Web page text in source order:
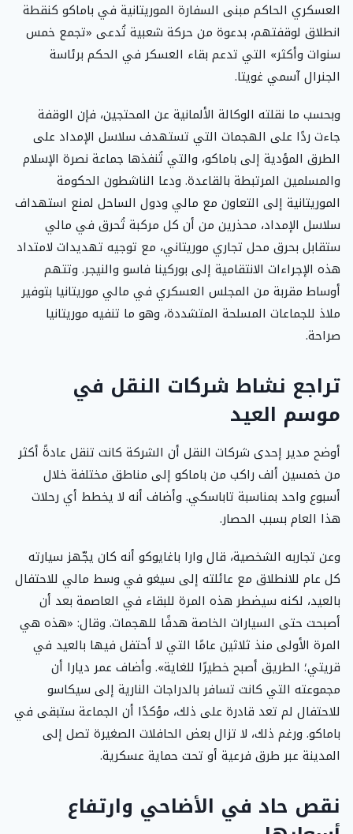
العسكري الحاكم مبنى السفارة الموريتانية في باماكو كنقطة
انطلاق لوقفتهم، بدعوة من حركة شعبية تُدعى «تجمع خمس
سنوات وأكثر» التي تدعم بقاء العسكر في الحكم برئاسة
الجنرال آسمي غويتا.
وبحسب ما نقلته الوكالة الألمانية عن المحتجين، فإن الوقفة
جاءت ردًا على الهجمات التي تستهدف سلاسل الإمداد على
الطرق المؤدية إلى باماكو، والتي تُنفذها جماعة نصرة الإسلام
والمسلمين المرتبطة بالقاعدة. ودعا الناشطون الحكومة
الموريتانية إلى التعاون مع مالي ودول الساحل لمنع استهداف
سلاسل الإمداد، محذرين من أن كل مركبة تُحرق في مالي
ستقابل بحرق محل تجاري موريتاني، مع توجيه تهديدات لامتداد
هذه الإجراءات الانتقامية إلى بوركينا فاسو والنيجر. وتتهم
أوساط مقربة من المجلس العسكري في مالي موريتانيا بتوفير
ملاذ للجماعات المسلحة المتشددة، وهو ما تنفيه موريتانيا
صراحة.
تراجع نشاط شركات النقل في
موسم العيد
أوضح مدير إحدى شركات النقل أن الشركة كانت تنقل عادةً أكثر
من خمسين ألف راكب من باماكو إلى مناطق مختلفة خلال
أسبوع واحد بمناسبة تاباسكي. وأضاف أنه لا يخطط أي رحلات
هذا العام بسبب الحصار.
وعن تجاربه الشخصية، قال وارا باغايوكو أنه كان يجّهز سيارته
كل عام للانطلاق مع عائلته إلى سيغو في وسط مالي للاحتفال
بالعيد، لكنه سيضطر هذه المرة للبقاء في العاصمة بعد أن
أصبحت حتى السيارات الخاصة هدفًا للهجمات. وقال: «هذه هي
المرة الأولى منذ ثلاثين عامًا التي لا أحتفل فيها بالعيد في
قريتي؛ الطريق أصبح خطيرًا للغاية». وأضاف عمر ديارا أن
مجموعته التي كانت تسافر بالدراجات النارية إلى سيكاسو
للاحتفال لم تعد قادرة على ذلك، مؤكدًا أن الجماعة ستبقى في
باماكو. ورغم ذلك، لا تزال بعض الحافلات الصغيرة تصل إلى
المدينة عبر طرق فرعية أو تحت حماية عسكرية.
نقص حاد في الأضاحي وارتفاع